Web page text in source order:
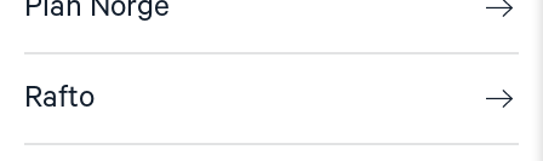
Plan Norge
Rafto